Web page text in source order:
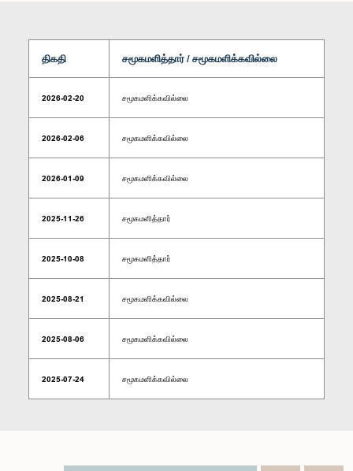
திகதி சமூகமளித்தார் / சமூகமளிக்கவில்லை
2026-02-20 சமூகமளிக்கவில்லை
2026-02-06 சமூகமளிக்கவில்லை
2026-01-09 சமூகமளிக்கவில்லை
2025-11-26 சமூகமளித்தார்
2025-10-08 சமூகமளித்தார்
2025-08-21 சமூகமளிக்கவில்லை
2025-08-06 சமூகமளிக்கவில்லை
2025-07-24 சமூகமளிக்கவில்லை